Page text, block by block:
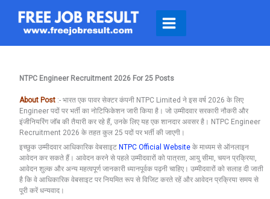
Content
NTPC Engineer Recruitment 2026 For 25 Posts
About Post :- भारत एक पावर सेक्टर कंपनी NTPC Limited ने इस वर्ष 2026 के लिए
Engineer पदों पर भर्ती का नोटिफिकेशन जारी किया है। जो उम्मीदवार सरकारी नौकरी और
इंजीनियरिंग जॉब की तैयारी कर रहे हैं, उनके लिए यह एक शानदार अवसर है। NTPC Engineer
Recruitment 2026 के तहत कुल 25 पदों पर भर्ती की जाएगी।
इच्छुक उम्मीदवार आधिकारिक वेबसाइट NTPC Official Website के माध्यम से ऑनलाइन
आवेदन कर सकते हैं। आवेदन करने से पहले उम्मीदवारों को पात्रता, आयु सीमा, चयन प्रक्रिया,
आवेदन शुल्क और अन्य महत्वपूर्ण जानकारी ध्यानपूर्वक पढ़नी चाहिए। उम्मीदवारों को सलाह दी जाती
है कि वे आधिकारिक वेबसाइट पर नियमित रूप से विजिट करते रहें और आवेदन प्रक्रिया समय से
पूरी करें धन्यवाद।